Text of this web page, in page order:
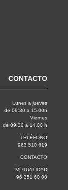
CONTACTO
Lunes a jueves
de 09:30 a 15.00h
Viernes
de 09:30 a 14.00 h
TELÉFONO
963 510 619
CONTACTO
MUTUALIDAD
96 351 60 00